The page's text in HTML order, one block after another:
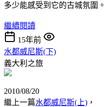
多少能感受到它的古城氛圍。
繼續閱讀
15年前
水都威尼斯(下)
義大利之旅
2010/08/20
繼上一篇水都威尼斯(上) ，